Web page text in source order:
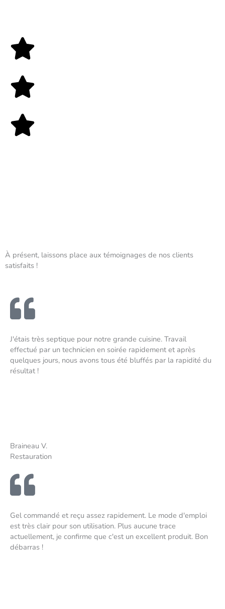
À présent, laissons place aux témoignages de nos clients
satisfaits !
J'étais très septique pour notre grande cuisine. Travail
effectué par un technicien en soirée rapidement et après
quelques jours, nous avons tous été bluffés par la rapidité du
résultat !
Braineau V.
Restauration
Gel commandé et reçu assez rapidement. Le mode d'emploi
est très clair pour son utilisation. Plus aucune trace
actuellement, je confirme que c'est un excellent produit. Bon
débarras !